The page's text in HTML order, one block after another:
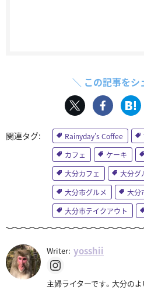
＼ この記事をシ
Rainyday’s Coffee
カフェ
ケーキ
大分カフェ
大分グ
大分市グルメ
大分
大分市テイクアウト
Writer: yosshii
主婦ライターです。大分の